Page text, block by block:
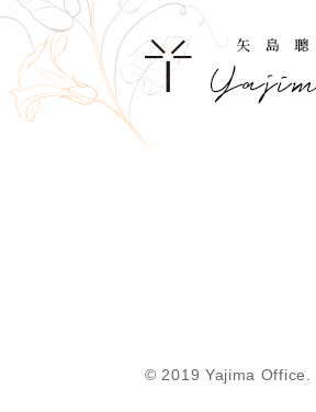
© 2019 Yajima Office.